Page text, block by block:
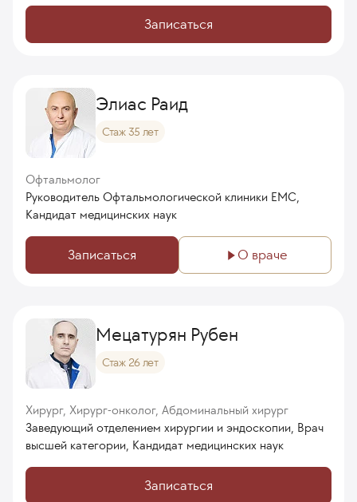
Записаться
Элиас Раид
Стаж 35 лет
Офтальмолог
Руководитель Офтальмологической клиники ЕМС,
Кандидат медицинских наук
Записаться О враче
Мецатурян Рубен
Стаж 26 лет
Хирург, Хирург-онколог, Абдоминальный хирург
Заведующий отделением хирургии и эндоскопии, Врач
высшей категории, Кандидат медицинских наук
Записаться